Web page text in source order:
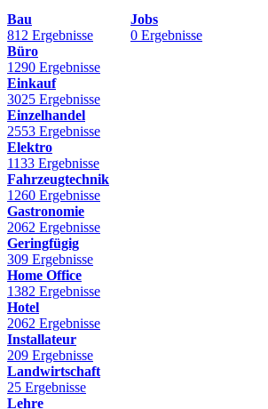
Bau
812 Ergebnisse
Büro
1290 Ergebnisse
Einkauf
3025 Ergebnisse
Einzelhandel
2553 Ergebnisse
Elektro
1133 Ergebnisse
Fahrzeugtechnik
1260 Ergebnisse
Gastronomie
2062 Ergebnisse
Geringfügig
309 Ergebnisse
Home Office
1382 Ergebnisse
Hotel
2062 Ergebnisse
Installateur
209 Ergebnisse
Landwirtschaft
25 Ergebnisse
Lehre
Jobs
0 Ergebnisse